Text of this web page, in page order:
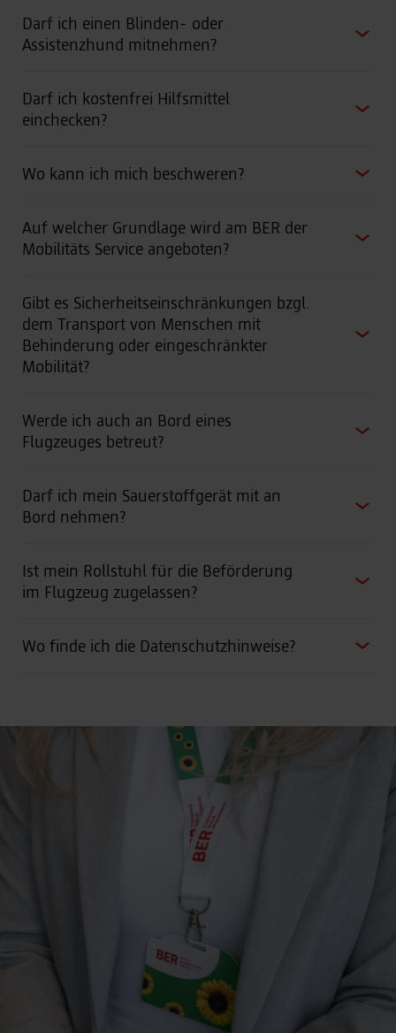
Darf ich einen Blinden- oder
Assistenzhund mitnehmen?
Darf ich kostenfrei Hilfsmittel
einchecken?
Wo kann ich mich beschweren?
Auf welcher Grundlage wird am BER der
Mobilitäts Service angeboten?
Gibt es Sicherheitseinschränkungen bzgl.
dem Transport von Menschen mit
Behinderung oder eingeschränkter
Mobilität?
Werde ich auch an Bord eines
Flugzeuges betreut?
Darf ich mein Sauerstoffgerät mit an
Bord nehmen?
Ist mein Rollstuhl für die Beförderung
im Flugzeug zugelassen?
Wo finde ich die Datenschutzhinweise?